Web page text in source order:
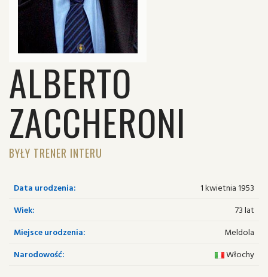
ALBERTO
ZACCHERONI
BYŁY TRENER INTERU
Data urodzenia:
1 kwietnia 1953
Wiek:
73 lat
Miejsce urodzenia:
Meldola
Narodowość:
Włochy